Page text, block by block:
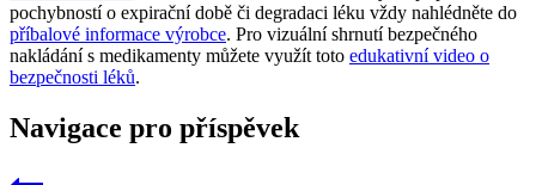
pochybností o expirační době či degradaci léku vždy nahlédněte do
příbalové informace výrobce. Pro vizuální shrnutí bezpečného
nakládání s medikamenty můžete využít toto edukativní video o
bezpečnosti léků.
Navigace pro příspěvek